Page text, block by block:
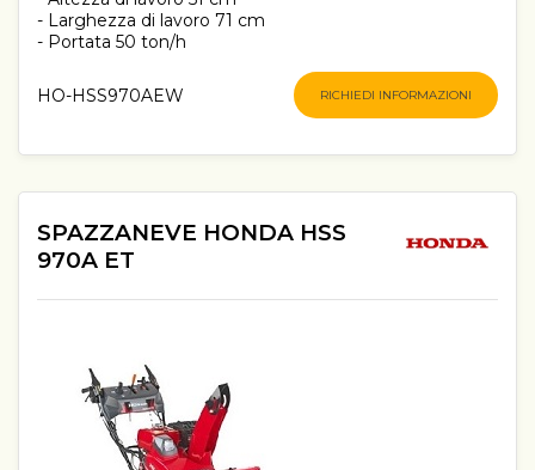
- Larghezza di lavoro 71 cm
- Portata 50 ton/h
HO-HSS970AEW RICHIEDI INFORMAZIONI
SPAZZANEVE HONDA HSS
970A ET